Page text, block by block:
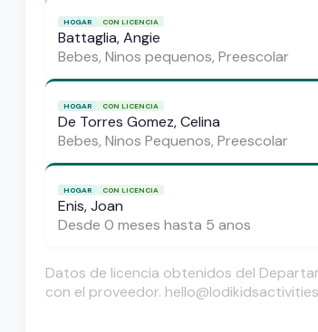
HOGAR CON LICENCIA
Battaglia, Angie
Bebes, Ninos pequenos, Preescolar
HOGAR CON LICENCIA
De Torres Gomez, Celina
Bebes, Ninos Pequenos, Preescolar
HOGAR CON LICENCIA
Enis, Joan
Desde 0 meses hasta 5 anos
Datos de licencia obtenidos del
con el proveedor.